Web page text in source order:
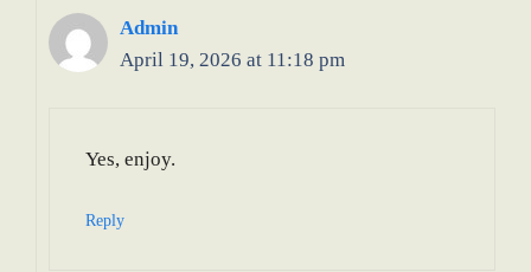
Admin
April 19, 2026 at 11:18 pm
Yes, enjoy.
Reply